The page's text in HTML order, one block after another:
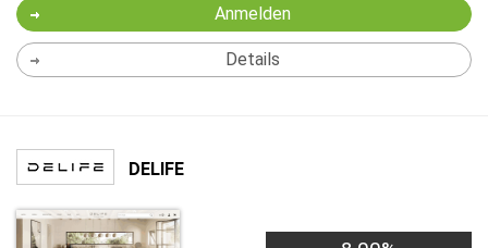
Anmelden
Details
DELIFE